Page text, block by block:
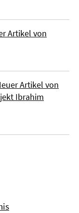
Artikel von
Artikel von
Ibrahim